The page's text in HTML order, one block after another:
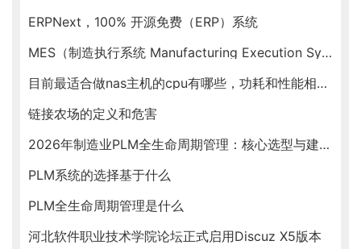
ERPNext，100% 开源免费（ERP）系统
MES（制造执行系统 Manufacturing Execution System）
目前最适合做nas主机的cpu有哪些，功耗和性能相对均衡的
链接农场的定义和危害
2026年制造业PLM全生命周期管理：核心选型与建设指南
PLM系统的选择基于什么
PLM全生命周期管理是什么
河北软件职业技术学院论坛正式启用Discuz X5版本